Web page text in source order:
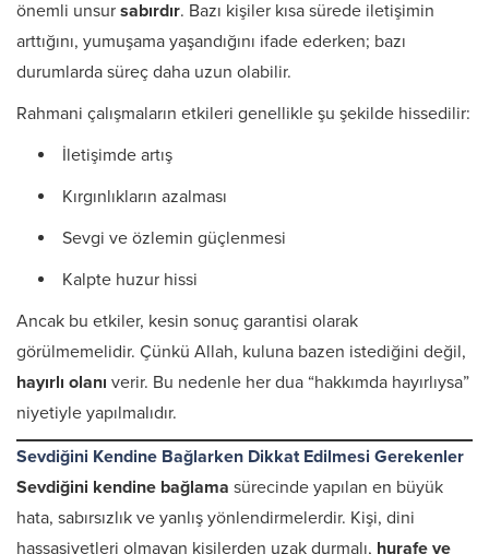
önemli unsur sabırdır. Bazı kişiler kısa sürede iletişimin
arttığını, yumuşama yaşandığını ifade ederken; bazı
durumlarda süreç daha uzun olabilir.
Rahmani çalışmaların etkileri genellikle şu şekilde hissedilir:
İletişimde artış
Kırgınlıkların azalması
Sevgi ve özlemin güçlenmesi
Kalpte huzur hissi
Ancak bu etkiler, kesin sonuç garantisi olarak
görülmemelidir. Çünkü Allah, kuluna bazen istediğini değil,
hayırlı olanı verir. Bu nedenle her dua “hakkımda hayırlıysa”
niyetiyle yapılmalıdır.
Sevdiğini Kendine Bağlarken Dikkat Edilmesi Gerekenler
Sevdiğini kendine bağlama sürecinde yapılan en büyük
hata, sabırsızlık ve yanlış yönlendirmelerdir. Kişi, dini
hassasiyetleri olmayan kişilerden uzak durmalı, hurafe ve